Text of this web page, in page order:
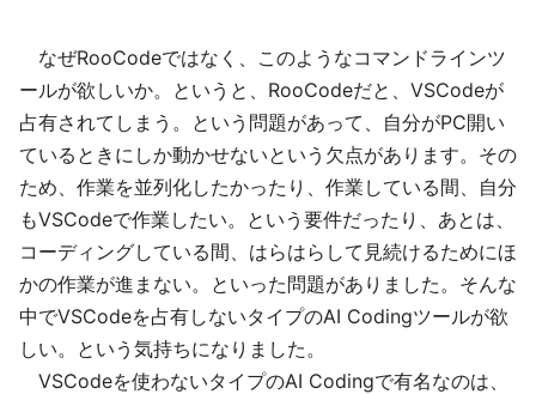
なぜRooCodeではなく、このようなコマンドラインツ
ールが欲しいか。というと、RooCodeだと、VSCodeが
占有されてしまう。という問題があって、自分がPC開い
ているときにしか動かせないという欠点があります。その
ため、作業を並列化したかったり、作業している間、自分
もVSCodeで作業したい。という要件だったり、あとは、
コーディングしている間、はらはらして見続けるためにほ
かの作業が進まない。といった問題がありました。そんな
中でVSCodeを占有しないタイプのAI Codingツールが欲
しい。という気持ちになりました。
VSCodeを使わないタイプのAI Codingで有名なのは、